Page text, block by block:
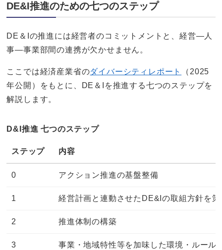
DE&I推進のための七つのステップ
DE＆Iの推進には経営者のコミットメントと、経営―人
事―事業部間の連携が欠かせません。
ここでは経済産業省のダイバーシティレポート
（2025
年公開）をもとに、DE＆Iを推進する七つのステップを
解説します。
D&I推進 七つのステップ
ステップ 内容
0 アクション推進の基盤整備
1 経営計画と連動させたDE&Iの取組方針を策
2 推進体制の構築
3 事業・地域特性等を加味した環境・ルール